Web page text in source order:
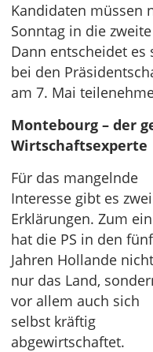
Kandidaten müssen
Sonntag in die
Dann entscheidet es
bei den
am 7. Mai
Montebourg – der
Wirtschaftsexperte
Für das mangelnde
Interesse gibt es zwei
Erklärungen. Zum
hat die PS in den fünf
Jahren Hollande nicht
nur das Land,
vor allem auch sich
selbst kräftig
abgewirtschaftet.